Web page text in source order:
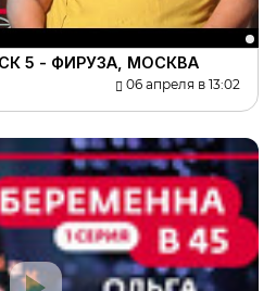
5 - ФИРУЗА, МОСКВА
06 апреля в 13:02